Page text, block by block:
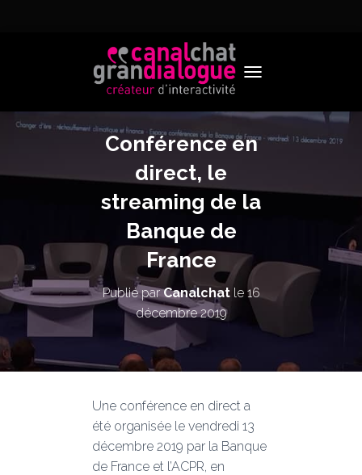
Conférence en
direct, le
streaming de la
Banque de
France
Publié parCanalchatle 16
décembre 2019
Une conférence en direct a
été organisée le vendredi 13
décembre 2019 par la Banque
de France et l’ACPR, en